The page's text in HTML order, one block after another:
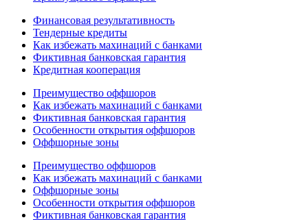
Финансовая результативность
Тендерные кредиты
Как избежать махинаций с банками
Фиктивная банковская гарантия
Кредитная кооперация
Преимущество оффшоров
Как избежать махинаций с банками
Фиктивная банковская гарантия
Особенности открытия оффшоров
Оффшорные зоны
Преимущество оффшоров
Как избежать махинаций с банками
Оффшорные зоны
Особенности открытия оффшоров
Фиктивная банковская гарантия